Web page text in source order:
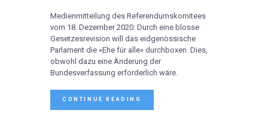
Medienmitteilung des Referendumskomitees
vom 18. Dezember 2020: Durch eine blosse
Gesetzesrevision will das eidgenössische
Parlament die «Ehe für alle» durchboxen. Dies,
obwohl dazu eine Änderung der
Bundesverfassung erforderlich wäre.
CONTINUE READING